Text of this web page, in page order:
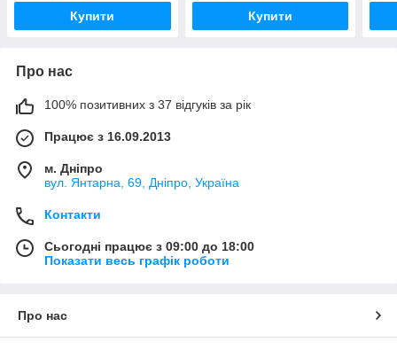
Купити Купити
Про нас
100% позитивних з 37 відгуків за рік
Працює з 16.09.2013
м. Дніпро
вул. Янтарна, 69, Дніпро, Україна
Контакти
Сьогодні працює з 09:00 до 18:00
Показати весь графік роботи
Про нас